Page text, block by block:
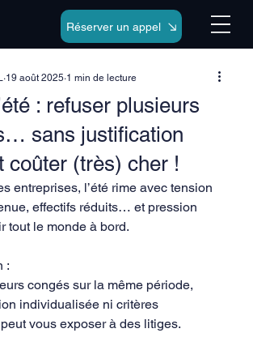
Réserver un appel
: refuser plusieurs
sans justification
coûter (très) cher !
19 août 2025 1 min de lecture
entreprises, l’été rime avec tension
effectifs réduits… et pression
tout le monde à bord.
:
congés sur la même période,
individualisée ni critères
vous exposer à des litiges.